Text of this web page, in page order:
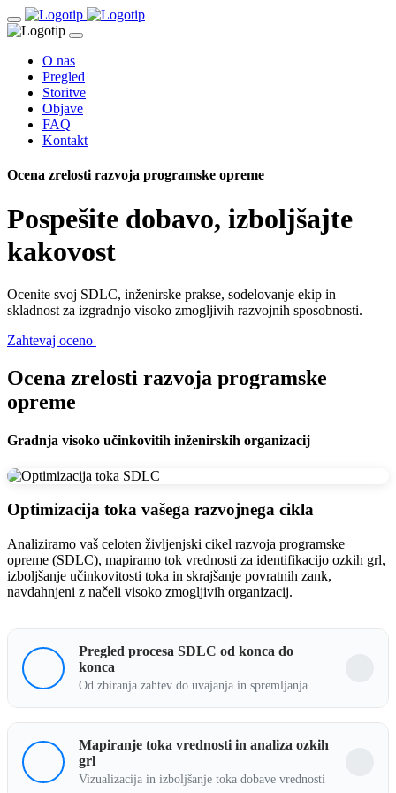
O nas
Pregled
Storitve
Objave
FAQ
Kontakt
Ocena zrelosti razvoja programske opreme
Pospešite dobavo, izboljšajte
kakovost
Ocenite svoj SDLC, inženirske prakse, sodelovanje ekip in
skladnost za izgradnjo visoko zmogljivih razvojnih sposobnosti.
Zahtevaj oceno
Ocena zrelosti razvoja programske
opreme
Gradnja visoko učinkovitih inženirskih organizacij
Optimizacija toka vašega razvojnega cikla
Analiziramo vaš celoten življenjski cikel razvoja programske
opreme (SDLC), mapiramo tok vrednosti za identifikacijo ozkih grl,
izboljšanje učinkovitosti toka in skrajšanje povratnih zank,
navdahnjeni z načeli visoko zmogljivih organizacij.
Pregled procesa SDLC od konca do
konca
Od zbiranja zahtev do uvajanja in spremljanja
Kaj to pomeni za vas
Pridobite popolno preglednost nad razvojno cevovodom.
Mapiranje toka vrednosti in analiza ozkih
grl
Vizualizacija in izboljšanje toka dobave vrednosti